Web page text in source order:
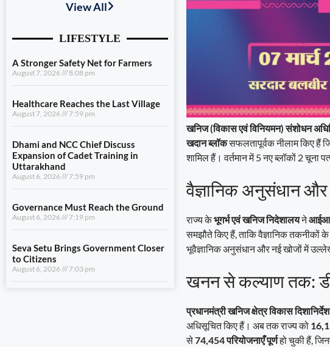
August 7, 2026 7:59 pm
Dhami and NCC Chief Discuss
August 6, 2026 7:59 pm
August 6, 2026 7:19 pm
Seva Setu Brings Government Closer
View All
खनिज (विकास एवं विनियमन) संशोधन
खदान ब्लॉकसफलतापूर्वक नीलाम किए हैं
शामिल हैं। वर्तमान में 5 नए ब्लॉकों 2 चूना
वैज्ञानिक अनुसंधान और
राज्य केभूगर्भ एवं खनिज निदेशालयने
समझौते किए हैं, ताकि वैज्ञानिक तकनीकों
भूवैज्ञानिक अनुसंधान और नई खोजों में
खनन से कल्याण तक:
प्रधानमंत्री खनिज क्षेत्र विकास
अधिसूचित किए हैं। अब तक राज्य को
से74,454 परियोजनाएँ पूर्णहो चुकी हैं,